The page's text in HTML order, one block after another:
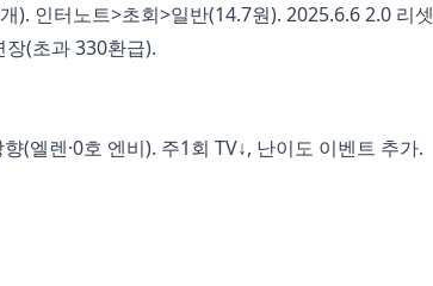
). 인터노트>초회>일반(14.7원). 2025.6.6 2.0 리셋
(초과 330환급).
(엘렌·0호 엔비). 주1회 TV↓, 난이도 이벤트 추가.